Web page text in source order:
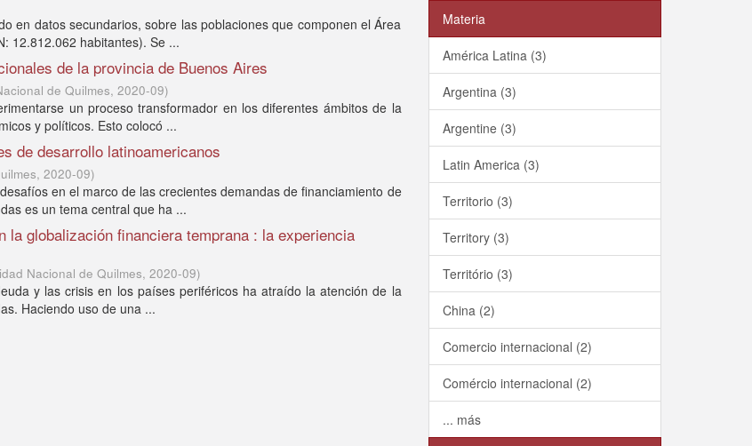
en datos secundarios, sobre las poblaciones que componen el Área
12.812.062 habitantes). Se ...
de la provincia de Buenos Aires
de Quilmes, 2020-09)
un proceso transformador en los diferentes ámbitos de la
y políticos. Esto colocó ...
de desarrollo latinoamericanos
, 2020-09)
en el marco de las crecientes demandas de financiamiento de
es un tema central que ha ...
globalización financiera temprana : la experiencia
Nacional de Quilmes, 2020-09)
y las crisis en los países periféricos ha atraído la atención de la
Haciendo uso de una ...
Materia
América Latina (3)
Argentina (3)
Argentine (3)
Latin America (3)
Territorio (3)
Territory (3)
Território (3)
China (2)
Comercio internacional (2)
Comércio internacional (2)
... más